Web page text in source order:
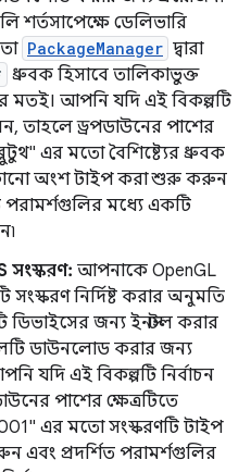
শর্তসাপেক্ষে ডেলিভারি
PackageManager দ্বারা
ধ্রুবক হিসাবে তালিকাভুক্ত
মতই। আপনি যদি এই বিকল্পটি
তাহলে ড্রপডাউনের পাশের
এর মতো বৈশিষ্ট্যের ধ্রুবক
অংশ টাইপ করা শুরু করুন
পরামর্শগুলির মধ্যে একটি
সংস্করণ: আপনাকে OpenGL
সংস্করণ নির্দিষ্ট করার অনুমতি
ডিভাইসের জন্য ইনস্টল করার
ডাউনলোড করার জন্য
যদি এই বিকল্পটি নির্বাচন
পাশের ক্ষেত্রটিতে
এর মতো সংস্করণটি টাইপ
এবং প্রদর্শিত পরামর্শগুলির